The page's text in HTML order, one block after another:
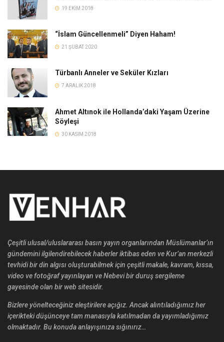
19 EKIM 2018
“İslam Güncellenmeli” Diyen Haham!
21 ŞUBAT 2020
Türbanlı Anneler ve Seküler Kızları
7 ARALIK 2018
Ahmet Altınok ile Hollanda’daki Yaşam Üzerine
Söyleşi
30 KASIM 2018
Çeşitli ulusal/uluslararası basın yayın organlarından Müslümanlar’ın
gündemini ilgilendirebilecek haberler iktibas eden ve Kur’an merkezli
tevhidi bir din algısı oluşturabilmek için çeşitli makale, kavram, kıssa,
video ve fotoğraf yayınlayan ve Nebevi bir duruş sergileme
gayesinde olan bir web sitesidir.
Bizlere yönelteceğiniz eleştirilere açığız. Ancak alıntıladığımız her
içerikteki düşünceye tam manasıyla katılmadan da yayımladığımız
olmaktadır. Bu konuda anlayışınıza sığınırız…